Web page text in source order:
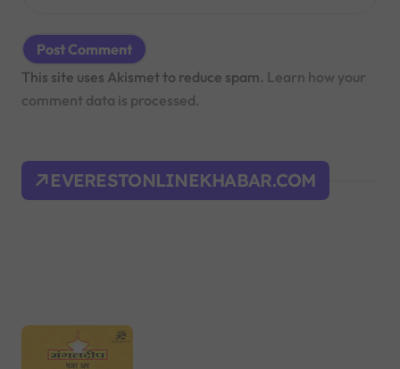
This site uses Akismet to reduce spam. Learn how your
comment data is processed.
EVERESTONLINEKHABAR.COM